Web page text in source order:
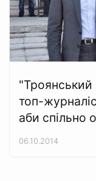
"Троянський
топ-
аби спільно
06.10.2014